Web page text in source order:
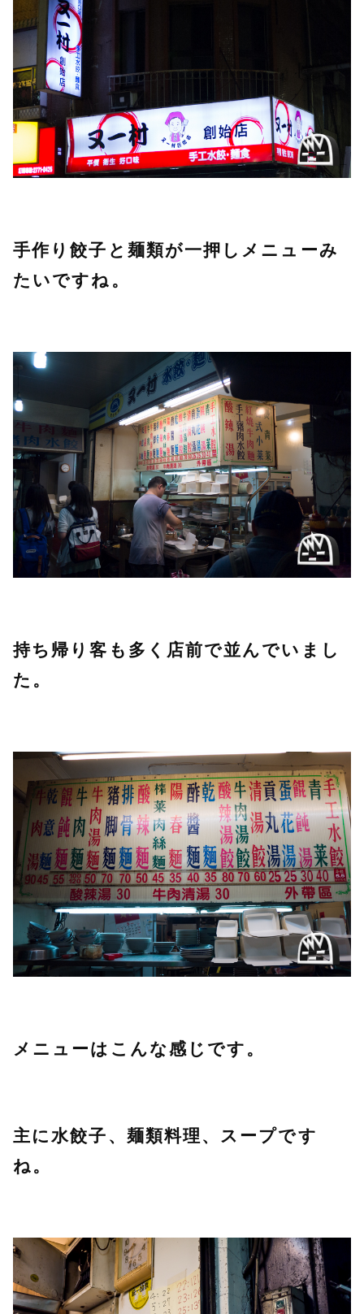
手作り餃子と麺類が一押しメニューみ
たいですね。
持ち帰り客も多く店前で並んでいまし
た。
メニューはこんな感じです。
主に水餃子、麺類料理、スープです
ね。